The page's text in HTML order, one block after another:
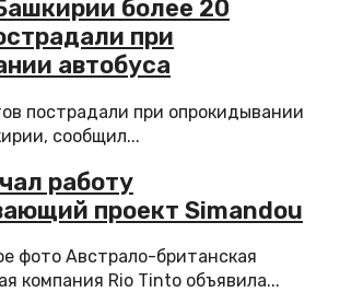
более 20
при
автобуса
пострадали при опрокидывании
сообщил...
работу
проект Simandou
фото Австрало-британская
компания Rio Tinto объявила...